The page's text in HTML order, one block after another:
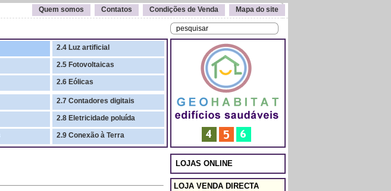
Quem somos Contatos Condições de Venda Mapa do site
2.4 Luz artificial
2.5 Fotovoltaicas
2.6 Eólicas
2.7 Contadores digitais
2.8 Eletricidade poluída
2.9 Conexão à Terra
LOJAS ONLINE
LOJA VENDA DIRECTA